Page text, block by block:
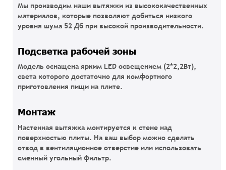
Мы производим наши вытяжки из высококачественных
материалов, которые позволяют добиться низкого
уровня шума 52 Дб при высокой производительности.
Подсветка рабочей зоны
Модель оснащена ярким LED освещением (2*2,2Вт),
света которого достаточно для комфортного
приготовления пищи на плите.
Монтаж
Настенная вытяжка монтируется к стене над
поверхностью плиты. На ваш выбор можно сделать
отвод в вентиляционное отверстие или использовать
сменный угольный фильтр.